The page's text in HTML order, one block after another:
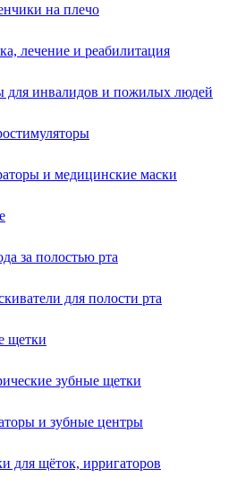
на плечо
лечение и реабилитация
для инвалидов и пожилых людей
и медицинские маски
за полостью рта
для полости рта
щетки
зубные щетки
и зубные центры
для щёток, ирригаторов